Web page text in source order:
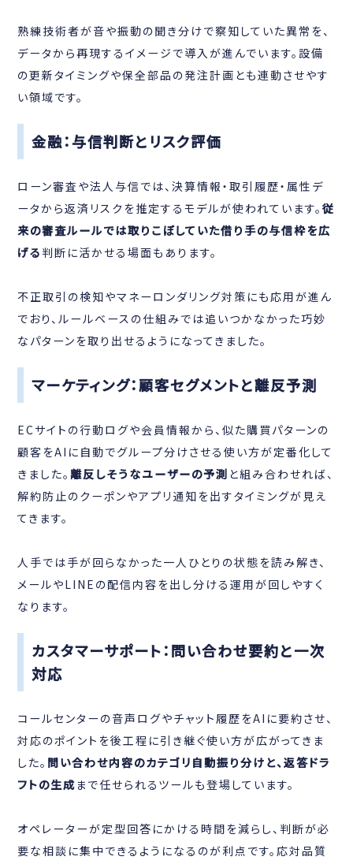
熟練技術者が音や振動の聞き分けで察知していた異常を、
データから再現するイメージで導入が進んでいます。設備
の更新タイミングや保全部品の発注計画とも連動させやす
い領域です。
金融：与信判断とリスク評価
ローン審査や法人与信では、決算情報・取引履歴・属性デ
ータから返済リスクを推定するモデルが使われています。従
来の審査ルールでは取りこぼしていた借り手の与信枠を広
げる判断に活かせる場面もあります。
不正取引の検知やマネーロンダリング対策にも応用が進ん
でおり、ルールベースの仕組みでは追いつかなかった巧妙
なパターンを取り出せるようになってきました。
マーケティング：顧客セグメントと離反予測
ECサイトの行動ログや会員情報から、似た購買パターンの
顧客をAIに自動でグループ分けさせる使い方が定番化して
きました。 離反しそうなユーザーの予測 と組み合わせれば、
解約防止のクーポンやアプリ通知を出すタイミングが見え
てきます。
人手では手が回らなかった一人ひとりの状態を読み解き、
メールやLINEの配信内容を出し分ける運用が回しやすく
なります。
カスタマーサポート：問い合わせ要約と一次
対応
コールセンターの音声ログやチャット履歴をAIに要約させ、
対応のポイントを後工程に引き継ぐ使い方が広がってきま
した。 問い合わせ内容のカテゴリ自動振り分けと、返答ドラ
フトの生成まで任せられるツールも登場しています。
オペレーターが定型回答にかける時間を減らし、判断が必
要な相談に集中できるようになるのが利点です。応対品質